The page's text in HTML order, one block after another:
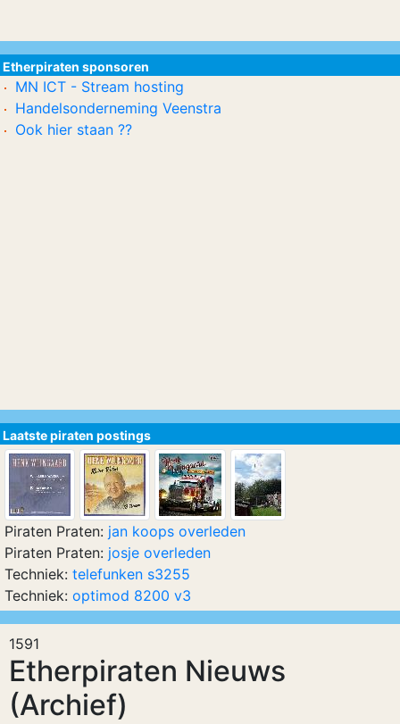
1591
Etherpiraten Nieuws
(Archief)
Etherpiraten sponsoren
MN ICT - Stream hosting
Handelsonderneming Veenstra
Ook hier staan ??
Laatste piraten postings
Piraten Praten: jan koops overleden
Piraten Praten: josje overleden
Techniek: telefunken s3255
Techniek: optimod 8200 v3